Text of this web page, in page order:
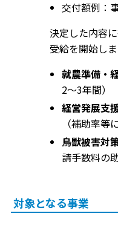
交付額例：
決定した内容
受給を開始しま
就農準備・
2〜3年間）
経営発展支
（補助率等
鳥獣被害対
請手数料の
対象となる事業